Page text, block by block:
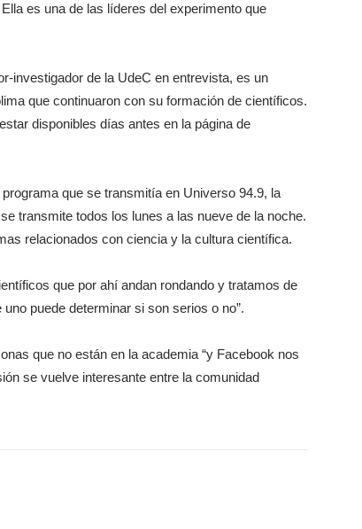
es una de las líderes del experimento que
investigador de la UdeC en entrevista, es un
que continuaron con su formación de científicos.
disponibles días antes en la página de
que se transmitía en Universo 94.9, la
transmite todos los lunes a las nueve de la noche.
relacionados con ciencia y la cultura científica.
que por ahí andan rondando y tratamos de
puede determinar si son serios o no”.
que no están en la academia “y Facebook nos
se vuelve interesante entre la comunidad